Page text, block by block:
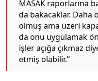
MASAK raporlarına
da bakacaklar. Daha
olmuş ama üzeri
da onu uygulamak
işler açığa çıkmaz
etmiş olabilir.”